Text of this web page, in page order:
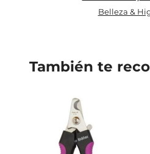
Belleza &
También te